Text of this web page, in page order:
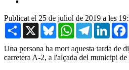
Publicat el 25 de juliol de 2019 a les
Share X BlueskyWhatsAppTelegram
Una persona ha mort aquesta tarda de
carretera A-2, a l'alçada del municipi de